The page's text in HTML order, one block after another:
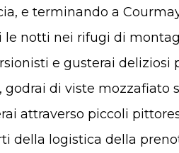
e terminando a
le notti nei rifugi di
e gusterai deliziosi
godrai di viste mozzafiato
attraverso piccoli
della logistica della